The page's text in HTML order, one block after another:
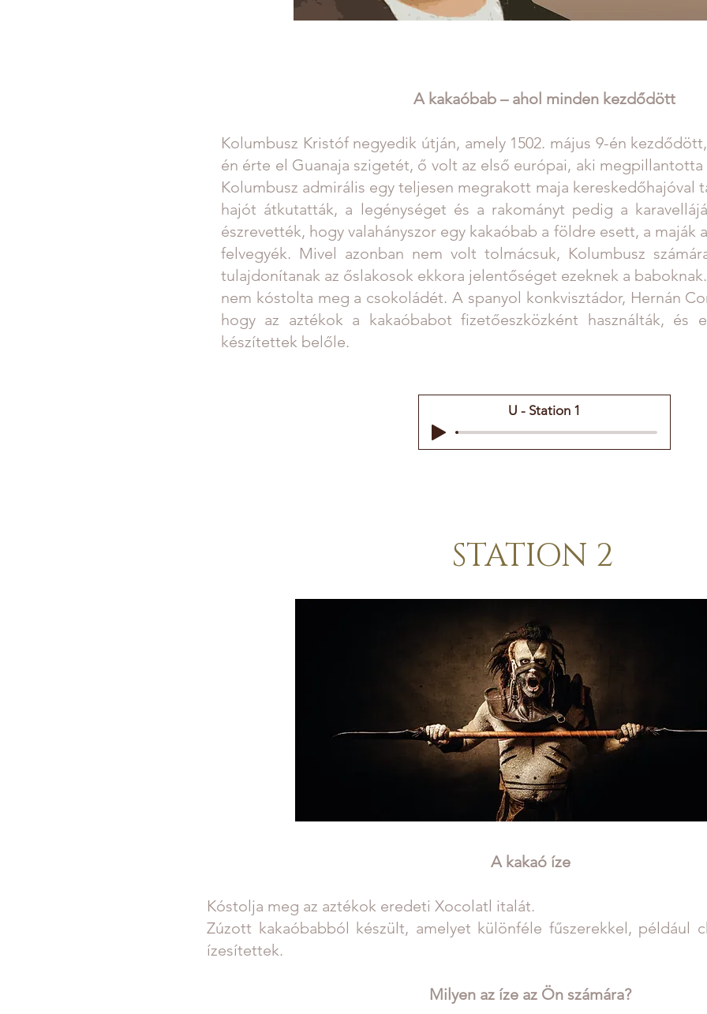
A kakaóbab – ahol minden kezdődött
Kolumbusz Kristóf negyedik útján, amely 1502. május 9-én
én érte el Guanaja szigetét, ő volt az első európai, aki megpillantotta
Kolumbusz admirális egy teljesen megrakott maja kereskedőhajóval
hajót átkutatták, a legénységet és a rakományt pedig a
észrevették, hogy valahányszor egy kakaóbab a földre esett, a maják
felvegyék. Mivel azonban nem volt tolmácsuk, Kolumbusz
tulajdonítanak az őslakosok ekkora jelentőséget ezeknek a
nem kóstolta meg a csokoládét. A spanyol konkvisztádor, Hernán
hogy az aztékok a kakaóbabot fizetőeszközként használták, és
készítettek belőle.
U - Station 1
STATION 2
A kakaó íze
Kóstolja meg az aztékok eredeti Xocolatl italát.
Zúzott kakaóbabból készült, amelyet különféle fűszerekkel, például
ízesítettek.
Milyen az íze az Ön számára?